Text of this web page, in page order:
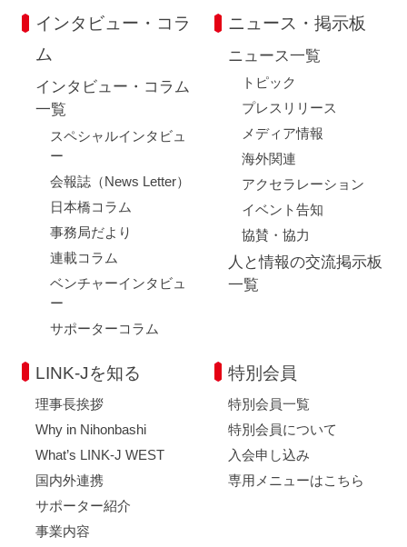
インタビュー・コラ
ム
インタビュー・コラム
一覧
スペシャルインタビュ
ー
会報誌（News Letter）
日本橋コラム
事務局だより
連載コラム
ベンチャーインタビュ
ー
サポーターコラム
ニュース・掲示板
ニュース一覧
トピック
プレスリリース
メディア情報
海外関連
アクセラレーション
イベント告知
協賛・協力
人と情報の交流掲示板
一覧
LINK-Jを知る
理事長挨拶
Why in Nihonbashi
What’s LINK-J WEST
国内外連携
サポーター紹介
事業内容
特別会員
特別会員一覧
特別会員について
入会申し込み
専用メニューはこちら